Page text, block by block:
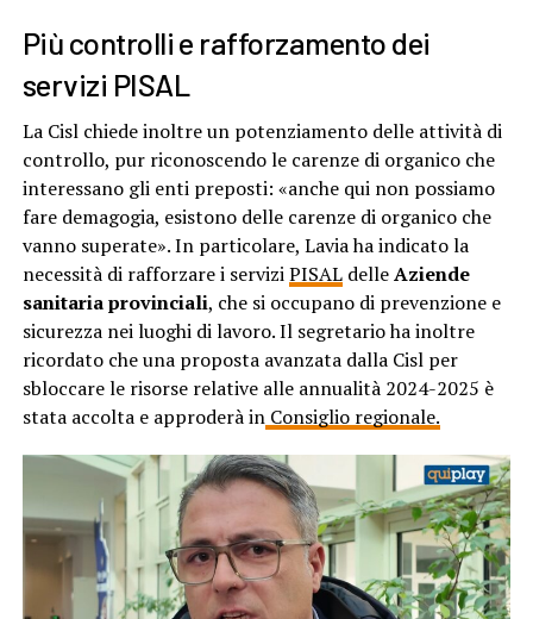
Più controlli e rafforzamento dei
servizi PISAL
La Cisl chiede inoltre un potenziamento delle attività di
controllo, pur riconoscendo le carenze di organico che
interessano gli enti preposti: «anche qui non possiamo
fare demagogia, esistono delle carenze di organico che
vanno superate». In particolare, Lavia ha indicato la
necessità di rafforzare i serviziPISALdelleAziende
sanitaria provinciali, che si occupano di prevenzione e
sicurezza nei luoghi di lavoro. Il segretario ha inoltre
ricordato che una proposta avanzata dalla Cisl per
sbloccare le risorse relative alle annualità 2024-2025 è
stata accolta e approderà inConsiglio regionale.